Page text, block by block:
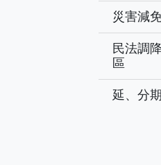
災害減
民法調
區
延、分